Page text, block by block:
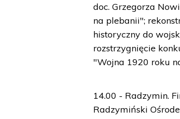
doc. Grzegorza
na plebanii";
historyczny do
rozstrzygnięcie
"Wojna 1920 roku
14.00 - Radzymin.
Radzymiński